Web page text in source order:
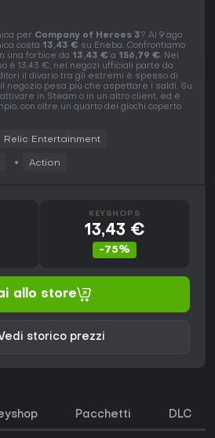
per Company of Heroes 3? Al 9 ago
costa 13,43 € su Eneba. Confrontiamo
una forbice da 13,43 € a 156,79 €. Nei
è 13,43 €, nei negozi ufficiali parte da
il divario tra gli estremi è spesso di
negozio pesa più che aspettare i saldi. Su
in Steam o in un altro client, ed è
con oltre un quarto dei giochi coperto
Relic Entertainment
Action
KEYSHOPS
13,43 €
-75%
allo store
storico prezzi
Pacchetti DLC